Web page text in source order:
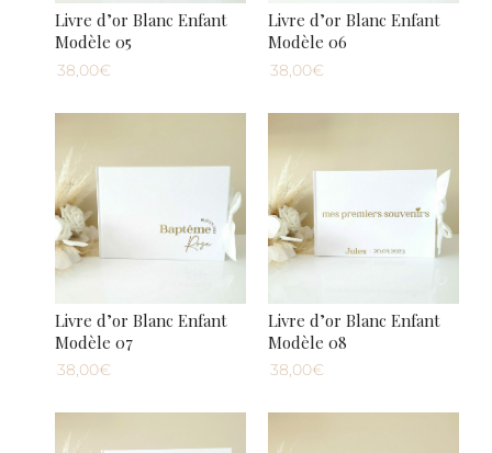
Livre d’or Blanc Enfant
Modèle 05
38,00€
Livre d’or Blanc Enfant
Modèle 06
38,00€
Livre d’or Blanc Enfant
Modèle 07
38,00€
Livre d’or Blanc Enfant
Modèle 08
38,00€